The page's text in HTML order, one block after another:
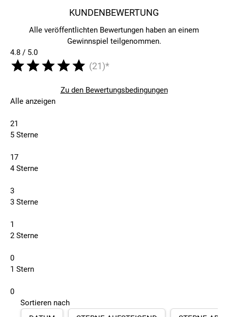
KUNDENBEWERTUNG
Alle veröffentlichten Bewertungen haben an einem
Gewinnspiel teilgenommen.
4.8 / 5.0
(21)*
Zu den Bewertungsbedingungen
Alle anzeigen
21
5 Sterne
17
4 Sterne
3
3 Sterne
1
2 Sterne
0
1 Stern
0
Sortieren nach